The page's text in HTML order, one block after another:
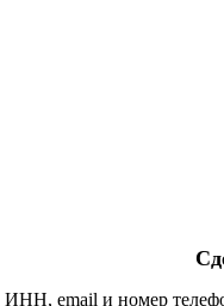
ИНН, email и номер